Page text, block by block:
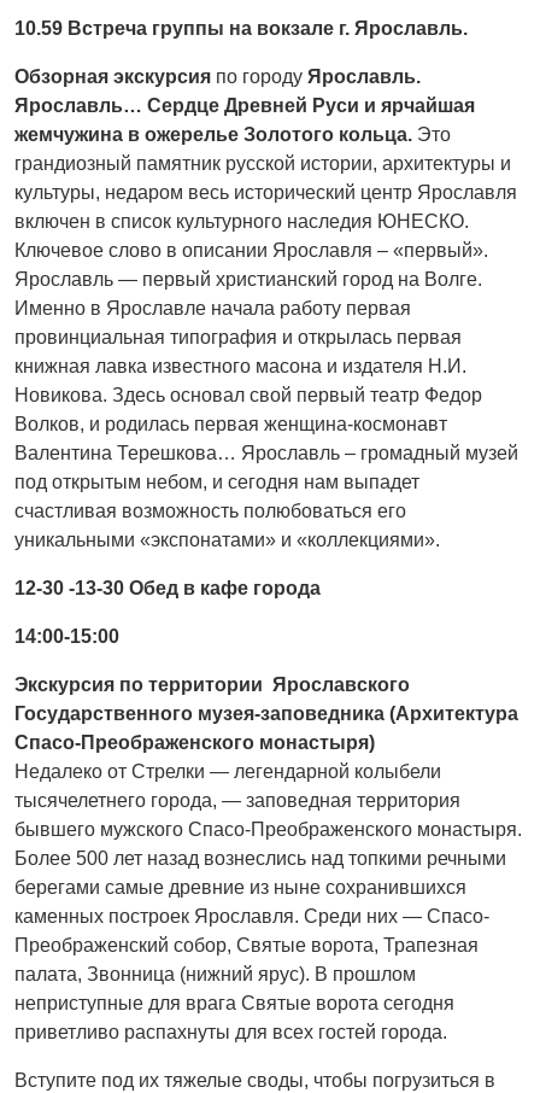
10.59 Встреча группы на вокзале г. Ярославль.
Обзорная экскурсия по городу Ярославль.
Ярославль… Сердце Древней Руси и ярчайшая
жемчужина в ожерелье Золотого кольца. Это
грандиозный памятник русской истории, архитектуры и
культуры, недаром весь исторический центр Ярославля
включен в список культурного наследия ЮНЕСКО.
Ключевое слово в описании Ярославля – «первый».
Ярославль — первый христианский город на Волге.
Именно в Ярославле начала работу первая
провинциальная типография и открылась первая
книжная лавка известного масона и издателя Н.И.
Новикова. Здесь основал свой первый театр Федор
Волков, и родилась первая женщина-космонавт
Валентина Терешкова… Ярославль – громадный музей
под открытым небом, и сегодня нам выпадет
счастливая возможность полюбоваться его
уникальными «экспонатами» и «коллекциями».
12-30 -13-30 Обед в кафе города
14:00-15:00
Экскурсия по территории Ярославского
Государственного музея-заповедника (Архитектура
Спасо-Преображенского монастыря)
Недалеко от Стрелки — легендарной колыбели
тысячелетнего города, — заповедная территория
бывшего мужского Спасо-Преображенского монастыря.
Более 500 лет назад вознеслись над топкими речными
берегами самые древние из ныне сохранившихся
каменных построек Ярославля. Среди них — Спасо-
Преображенский собор, Святые ворота, Трапезная
палата, Звонница (нижний ярус). В прошлом
неприступные для врага Святые ворота сегодня
приветливо распахнуты для всех гостей города.
Вступите под их тяжелые своды, чтобы погрузиться в